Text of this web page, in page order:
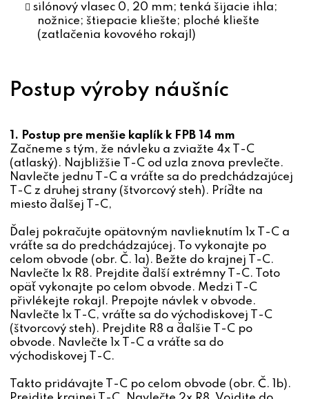
silónový vlasec 0, 20 mm; tenká šijacie ihla;
nožnice; štiepacie kliešte; ploché kliešte
(zatlačenia kovového rokajl)
Postup výroby náušníc
1. Postup pre menšie kaplík k FPB 14 mm
Začneme s tým, že návleku a zviažte 4x T-C
(atlaský). Najbližšie T-C od uzla znova prevlečte.
Navlečte jednu T-C a vráťte sa do predchádzajúcej
T-C z druhej strany (štvorcový steh). Príďte na
miesto ďalšej T-C,
Ďalej pokračujte opätovným navlieknutím 1x T-C a
vráťte sa do predchádzajúcej. To vykonajte po
celom obvode (obr. Č. 1a). Bežte do krajnej T-C.
Navlečte 1x R8. Prejdite ďalší extrémny T-C. Toto
opäť vykonajte po celom obvode. Medzi T-C
přivlékejte rokajl. Prepojte návlek v obvode.
Navlečte 1x T-C, vráťte sa do východiskovej T-C
(štvorcový steh). Prejdite R8 a ďalšie T-C po
obvode. Navlečte 1x T-C a vráťte sa do
východiskovej T-C.
Takto pridávajte T-C po celom obvode (obr. Č. 1b).